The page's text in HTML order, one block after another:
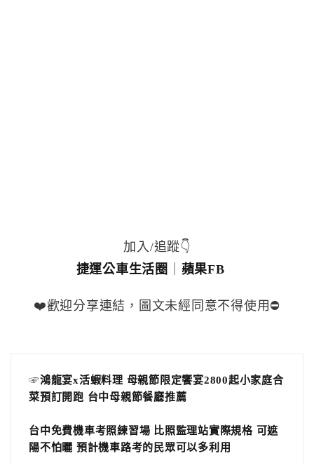
加入/追蹤👇
捷運公車生活圈
蘋果FB
❤️歡迎分享連結，圖文未經同意不得使用⛔️
☞鴻龍宴x活蝦料理 母親節限定饗宴2800起小家庭合
菜預訂開跑 台中母親節餐廳推薦
台中免費機車考照練習場 比照監理站實際規格 可遮
陽不怕曬 預計機車路考的民眾可以多利用